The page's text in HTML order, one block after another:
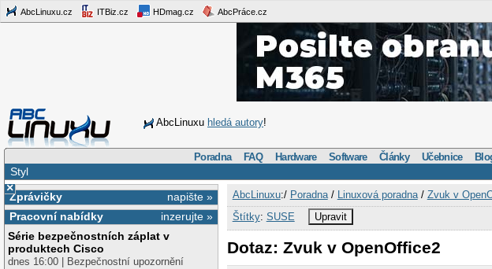
AbcLinuxu.cz ITBiz.cz HDmag.cz AbcPráce.cz
AbcLinuxu hledá autory!
Poradna FAQ Hardware Software Články Učebnice
Styl
×
napište »
Zprávičky
inzerujte »
Pracovní nabídky
Série bezpečnostních záplat v
produktech Cisco
dnes 16:00 | Bezpečnostní upozornění
AbcLinuxu:/ Poradna/ Linuxová poradna/ Zvuk v
Štítky: SUSE Upravit
Dotaz: Zvuk v OpenOffice2